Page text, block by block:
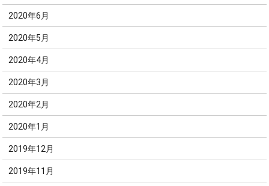
2020年6月
2020年5月
2020年4月
2020年3月
2020年2月
2020年1月
2019年12月
2019年11月